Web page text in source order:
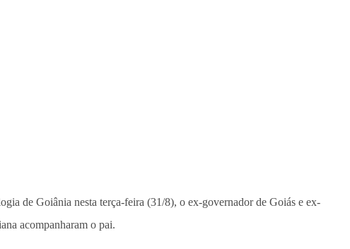
de Goiânia nesta terça-feira (31/8), o ex-governador de Goiás e ex-
acompanharam o pai.